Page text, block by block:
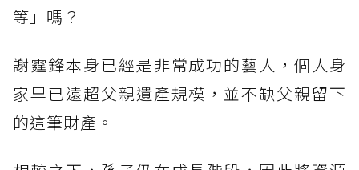
等」嗎？
謝霆鋒本身已經是非常成功的藝人，個人身
家早已遠超父親遺產規模，並不缺父親留下
的這筆財產。